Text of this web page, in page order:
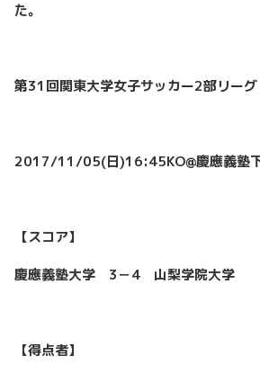
た。
第31 回関東大学女子サッカー2部リー
2017/11/05(日)16:45KO@慶應義塾
【スコア】
慶應義塾大学 3－4 山梨学院大学
【得点者】